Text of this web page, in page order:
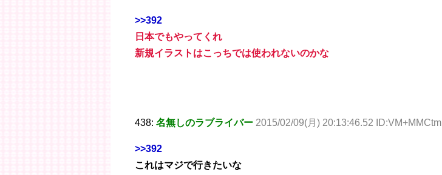
>>392
日本でもやってくれ
新規イラストはこっちでは使われないのかな
438: 名無しのラブライバー 2015/02/09(月) 20:13:46.52 ID:VM+MMCtm
>>392
これはマジで行きたいな